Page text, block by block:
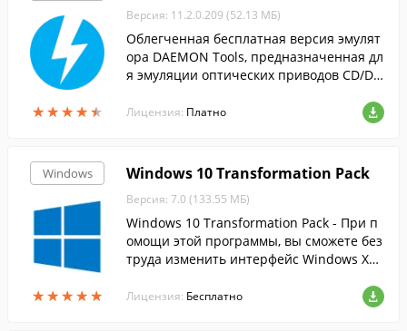
★★★★★
★★★★★
Версия: 11.2.0.209 (52.13 МБ)
Облегченная бесплатная версия эмулят
ора DAEMON Tools, предназначенная дл
я эмуляции оптических приводов CD/DV
Лицензия: Платно
Windows
★★★★★
★★★★★
Windows 10 Transformation Pack
Версия: 7.0 (133.55 МБ)
Windows 10 Transformation Pack - При п
омощи этой программы, вы сможете без
труда изменить интерфейс Windows XP,
нтерфейс десятки.
Лицензия: Бесплатно